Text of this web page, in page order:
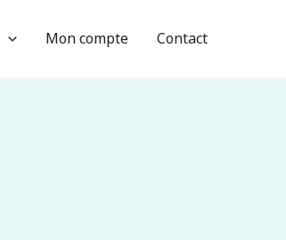
Mon compte Contact